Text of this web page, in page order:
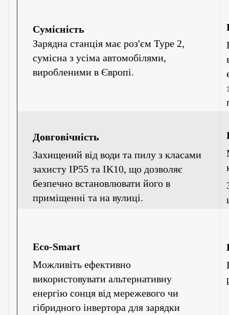
Сумісність
Зарядна станція має роз'єм Type 2,
сумісна з усіма автомобілями,
виробленими в Європі.
Довговічність
Захищений від води та пилу з класами
захисту IP55 та IK10, що дозволяє
безпечно встановлювати його в
приміщенні та на вулиці.
Eco-Smart
Можливіть ефективно
використовувати альтернативну
енергію сонця від мережевого чи
гібридного інвертора для зарядки